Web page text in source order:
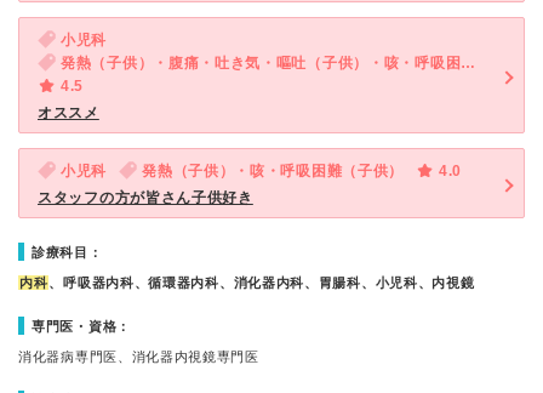
小児科
発熱（子供）・腹痛・吐き気・嘔吐（子供）・咳・呼吸困難（子供）
4.5
オススメ
小児科 発熱（子供）・咳・呼吸困難（子供）
4.0
スタッフの方が皆さん子供好き
診療科目：
内科、呼吸器内科、循環器内科、消化器内科、胃腸科、小児科、内視鏡
専門医・資格：
消化器病専門医、消化器内視鏡専門医